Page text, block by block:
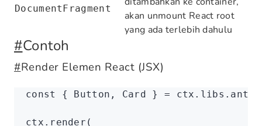
DocumentFragment
akan unmount React root
yang ada terlebih dahulu
#Contoh
#Render Elemen React (JSX)
const { Button , Card } = ctx . libs .antd;
ctx .render (